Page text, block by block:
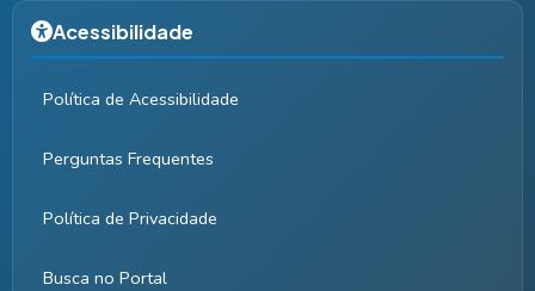
Acessibilidade
Política de Acessibilidade
Perguntas Frequentes
Política de Privacidade
Busca no Portal